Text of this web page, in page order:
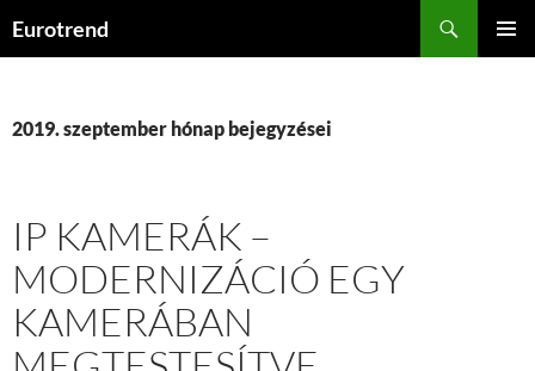
Eurotrend
2019. szeptember hónap bejegyzései
IP KAMERÁK –
MODERNIZÁCIÓ EGY
KAMERÁBAN